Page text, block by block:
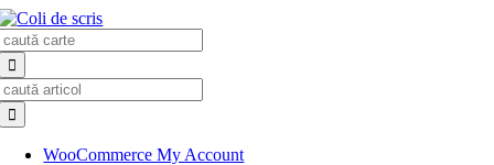
Skip
to
content
WooCommerce My Account